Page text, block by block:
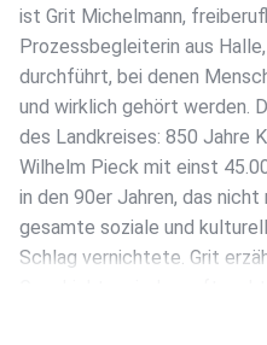
ist Grit Michelmann,
Prozessbegleiterin aus
durchführt, bei denen
und wirklich gehört werden.
des Landkreises: 850 Jahre
Wilhelm Pieck mit einst
in den 90er Jahren, das
gesamte soziale und
Schlag vernichtete. Grit